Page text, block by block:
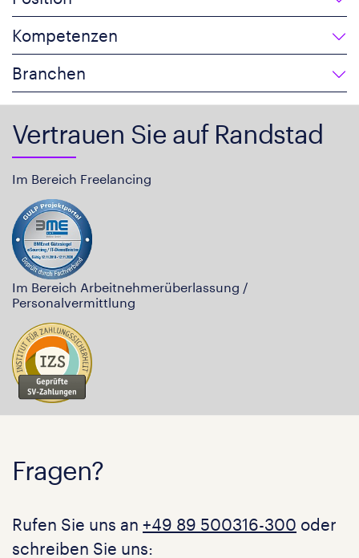
Kompetenzen
Branchen
Vertrauen Sie auf Randstad
Im Bereich Freelancing
Im Bereich Arbeitnehmerüberlassung /
Personalvermittlung
Fragen?
Rufen Sie uns an +49 89 500316-300 oder
schreiben Sie uns: